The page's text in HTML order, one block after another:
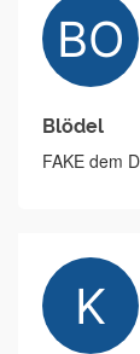
Blödel
FAKE dem